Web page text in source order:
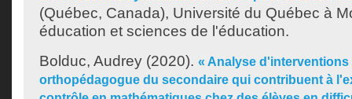
(Québec, Canada), Université du Québec à
éducation et sciences de l'éducation.
Bolduc, Audrey (2020). « Analyse d'interventions
orthopédagogue du secondaire qui contribuent à